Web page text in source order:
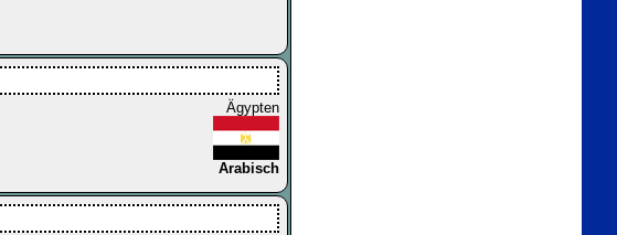
Ägypten
Arabisch